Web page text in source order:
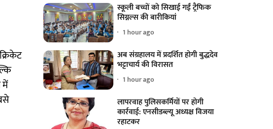
में
स्कूली बच्चों को सिखाई गईं ट्रैफिक
सिग्नल्स की बारीकियां
1 hour ago
अब संग्रहालय में प्रदर्शित होगी बुद्धदेव
भट्टाचार्य की विरासत
1 hour ago
लापरवाह पुलिसकर्मियों पर होगी
कार्रवाई: एनसीडब्ल्यू अध्यक्ष विजया
रहाटकर